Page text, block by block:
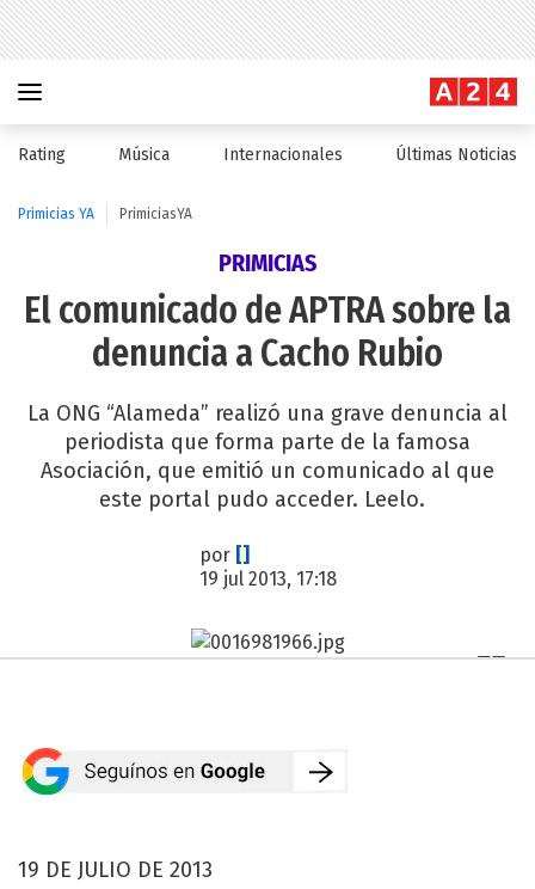
Rating Música Internacionales Últimas Noticias
Primicias YA PrimiciasYA
PRIMICIAS
El comunicado de APTRA sobre la
denuncia a Cacho Rubio
La ONG “Alameda” realizó una grave denuncia al
periodista que forma parte de la famosa
Asociación, que emitió un comunicado al que
este portal pudo acceder. Leelo.
por []
19 jul 2013, 17:18
19 DE JULIO DE 2013